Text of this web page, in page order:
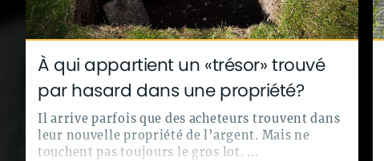
À qui appartient un «trésor» trouvé
par hasard dans une propriété?
Il arrive parfois que des acheteurs trouvent dans
leur nouvelle propriété de l’argent. Mais ne
touchent pas toujours le gros lot. ...